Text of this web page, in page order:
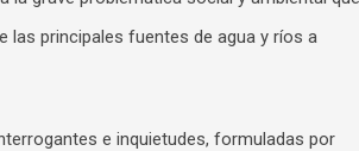
principales fuentes de agua y ríos a
e inquietudes, formuladas por